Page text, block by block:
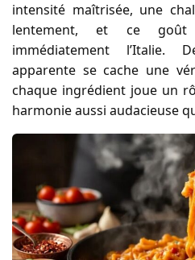
intensité maîtrisée, une
lentement, et ce
immédiatement l’Italie.
apparente se cache une
chaque ingrédient joue un
harmonie aussi audacieuse